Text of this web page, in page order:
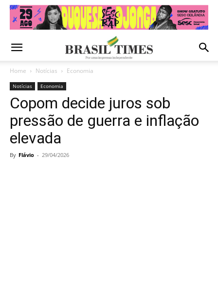
Home Notícias Economia
Notícias Economia
Copom decide juros sob
pressão de guerra e inflação
elevada
By Flávio - 29/04/2026